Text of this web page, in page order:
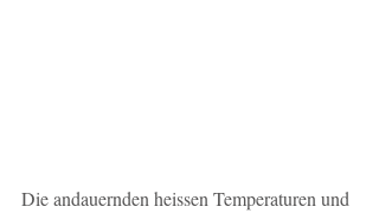
Die andauernden heissen Temperaturen und